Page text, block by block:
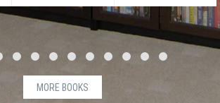
MORE BOOKS